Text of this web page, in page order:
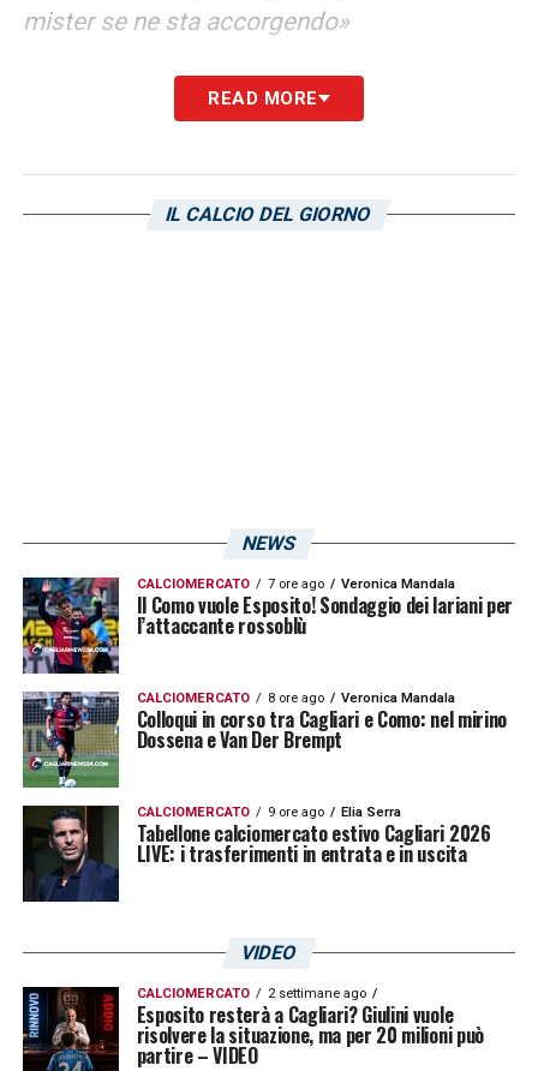
mister se ne sta accorgendo»
LA PLAYLIST DELLE NOSTRE TOP NEWS
READ MORE
IL CALCIO DEL GIORNO
NEWS
CALCIOMERCATO 7 ore ago Veronica Mandala
Il Como vuole Esposito! Sondaggio dei lariani per
l’attaccante rossoblù
CALCIOMERCATO 8 ore ago Veronica Mandala
Colloqui in corso tra Cagliari e Como: nel mirino
Dossena e Van Der Brempt
CALCIOMERCATO 9 ore ago Elia Serra
Tabellone calciomercato estivo Cagliari 2026
LIVE: i trasferimenti in entrata e in uscita
VIDEO
CALCIOMERCATO 2 settimane ago
Esposito resterà a Cagliari? Giulini vuole
risolvere la situazione, ma per 20 milioni può
partire – VIDEO